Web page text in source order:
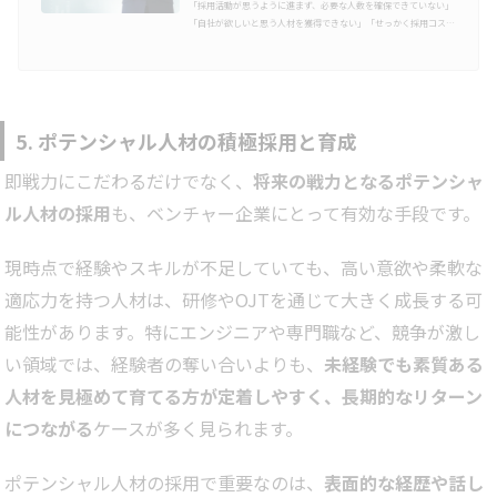
「採用活動が思うように進まず、必要な人数を確保できていない」
「自社が欲しいと思う人材を獲得できない」「せっかく採用コスト
自社の課題となる…
5. ポテンシャル人材の積極採用と育成
即戦力にこだわるだけでなく、 将来の戦力となるポテンシャ
ル人材の採用も、ベンチャー企業にとって有効な手段です。
現時点で経験やスキルが不足していても、高い意欲や柔軟な
適応力を持つ人材は、研修やOJTを通じて大きく成長する可
能性があります。特にエンジニアや専門職など、競争が激し
い領域では、経験者の奪い合いよりも、 未経験でも素質ある
人材を見極めて育てる方が定着しやすく、長期的なリターン
につながるケースが多く見られます。
ポテンシャル人材の採用で重要なのは、 表面的な経歴や話し